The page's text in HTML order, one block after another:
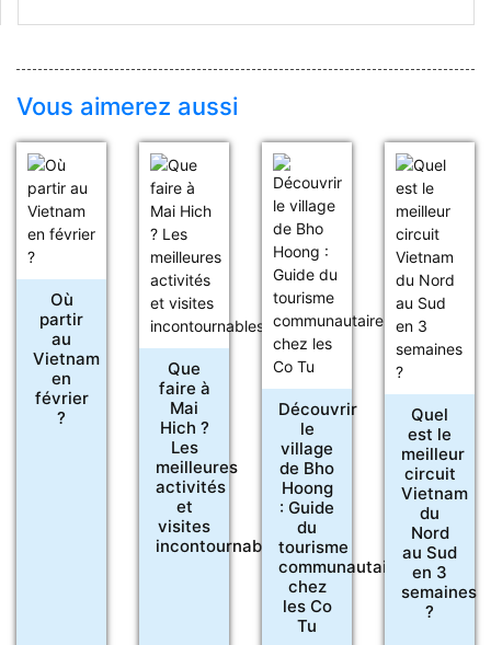
Vous aimerez aussi
Où
partir
au
Vietnam
en
février
?
Que
faire à
Mai
Hich ?
Les
meilleures
activités
et
visites
incontournables
Découvrir
le
village
de Bho
Hoong
: Guide
du
tourisme
communautaire
chez
les Co
Tu
Quel
est le
meilleur
circuit
Vietnam
du
Nord
au Sud
en 3
semaines
?